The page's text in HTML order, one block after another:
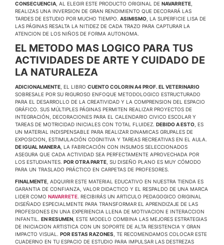
CONSECUENCIA , AL ELEGIR ESTE PRODUCTO ORIGINAL DE NAVARRETE
REALIZAS UNA INVERSION DE GRAN RENDIMIENTO QUE DECORARÁ LAS
TARDES DE ESTUDIO POR MUCHO TIEMPO. ASIMISMO , LA SUPERFICIE LISA DE
LAS PÁGINAS RESALTA LA NITIDEZ DE CADA TRAZO PARA CAPTURAR LA
ATENCION DE LOS NIÑOS DE FORMA AUTONOMA.
EL METODO MAS LOGICO PARA TUS
ACTIVIDADES DE ARTE Y CUIDADO DE
LA NATURALEZA
ADICIONALMENTE , EL LIBRO CUENTO COLORIN A4 PROF. EL VETERINARIO
SOBRESALE POR SU RIGUROSO ENFOQUE METODOLOGICO ESTRUCTURADO
PARA EL DESARROLLO DE LA CREATIVIDAD Y LA COMPRENSION DEL ESPACIO
GRÁFICO. SUS MÚLTIPLES PÁGINAS PERMITEN REALIZAR PROYECTOS DE
INTEGRACIÓN, DECORACIONES PARA EL CALENDARIO CIVICO ESCOLAR Y
TAREAS DE MOTRICIDAD INICIALES CON TOTAL FLUIDEZ. DEBIDO A ESTO , ES
UN MATERIAL INDISPENSABLE PARA REALIZAR DINAMICAS GRUPALES DE
EXPOSICION, ESTIMULACIÓN COGNITIVA Y TAREAS RECREATIVAS EN EL AULA.
DE IGUAL MANERA , LA FABRICACIÓN CON INSUMOS SELECCIONADOS
ASEGURA QUE CADA ACTIVIDAD SEA PERFECTAMENTE APROVECHADA POR
LOS ESTUDIANTES. POR OTRA PARTE , SU DISEÑO PLANO ES MUY CÓMODO
PARA UN TRASLADO PRÁCTICO EN CARPETAS DE PROFESORES.
FINALMENTE , ADQUIRIR ESTE MATERIAL EDUCATIVO EN NUESTRA TIENDA ES
GARANTIA DE CONFIANZA, VALOR DIDACTICO Y EL RESPALDO DE UNA MARCA
LIDER COMO NAVARRETE . RECIBIRÁS UN ARTICULO PEDAGOGICO ORIGINAL
DISEÑADO ESPECIALMENTE PARA TRANSFORMAR EL APRENDIZAJE DE LAS
PROFESIONES EN UNA EXPERIENCIA LLENA DE MOTIVACION E INTERACCION
INFANTIL. EN RESUMEN , ESTE MODELO COMBINA LAS MEJORES ESTRATEGIAS
DE INICIACION ARTISTICA CON UN SOPORTE DE ALTA RESISTENCIA Y GRAN
IMPACTO VISUAL. POR ESTAS RAZONES , TE RECOMENDAMOS COLOCAR ESTE
CUADERNO EN TU ESPACIO DE ESTUDIO PARA IMPULSAR LAS DESTREZAS